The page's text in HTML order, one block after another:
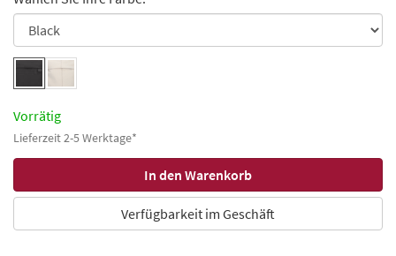
Vorrätig
Lieferzeit 2-5 Werktage*
Verfügbarkeit im Geschäft